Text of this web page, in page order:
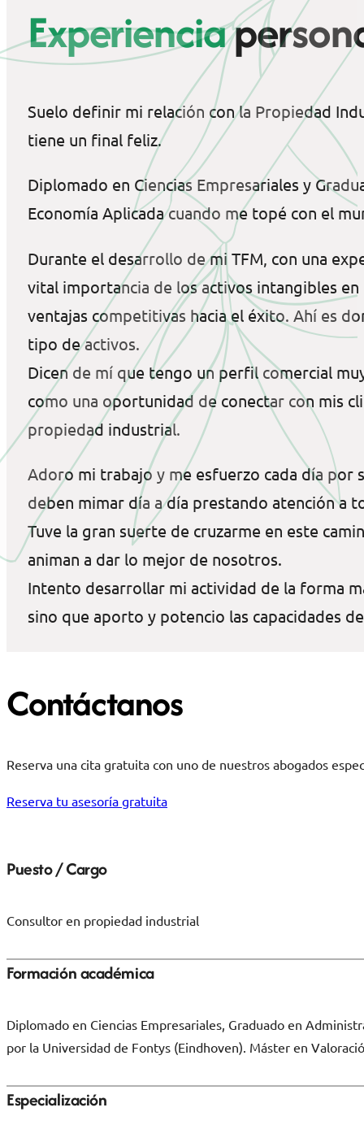
Experiencia
Suelo definir mi relación con la Propiedad
tiene un final feliz.
Diplomado en Ciencias Empresariales y
Economía Aplicada cuando me topé con el
Durante el desarrollo de mi TFM, con una
vital importancia de los activos intangibles en
ventajas competitivas hacia el éxito. Ahí es
tipo de activos.
Dicen de mí que tengo un perfil comercial
como una oportunidad de conectar con mis
propiedad industrial.
Adoro mi trabajo y me esfuerzo cada día por
deben mimar día a día prestando atención a
Tuve la gran suerte de cruzarme en este
animan a dar lo mejor de nosotros.
Intento desarrollar mi actividad de la forma
sino que aporto y potencio las capacidades
Contáctanos
Reserva una cita gratuita con uno de nuestros abogados
Reserva tu asesoría gratuita
Puesto / Cargo
Consultor en propiedad industrial
Formación académica
Diplomado en Ciencias Empresariales, Graduado en
por la Universidad de Fontys (Eindhoven). Máster en
Especialización